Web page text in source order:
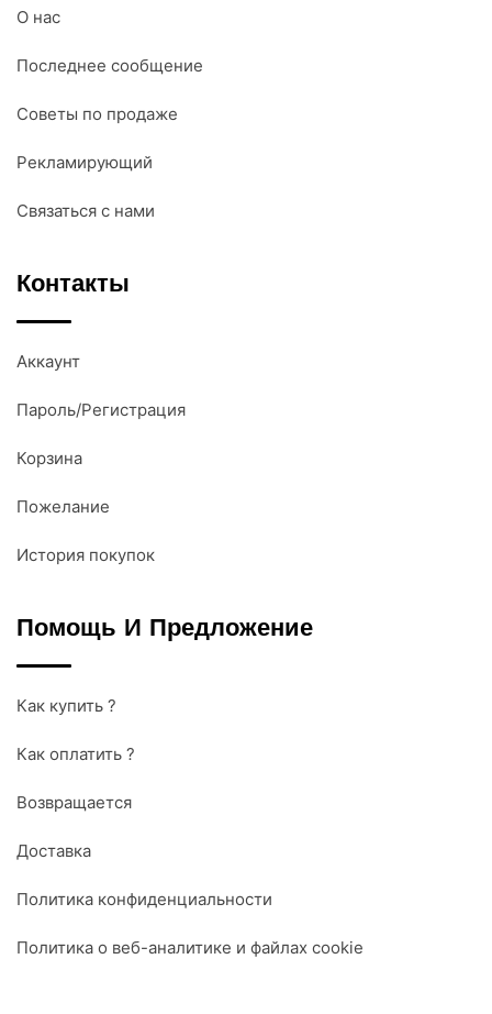
О нас
Последнее сообщение
Советы по продаже
Рекламирующий
Связаться с нами
Контакты
Аккаунт
Пароль/Регистрация
Корзина
Пожелание
История покупок
Помощь И Предложение
Как купить ?
Как оплатить ?
Возвращается
Доставка
Политика конфиденциальности
Политика о веб-аналитике и файлах cookie